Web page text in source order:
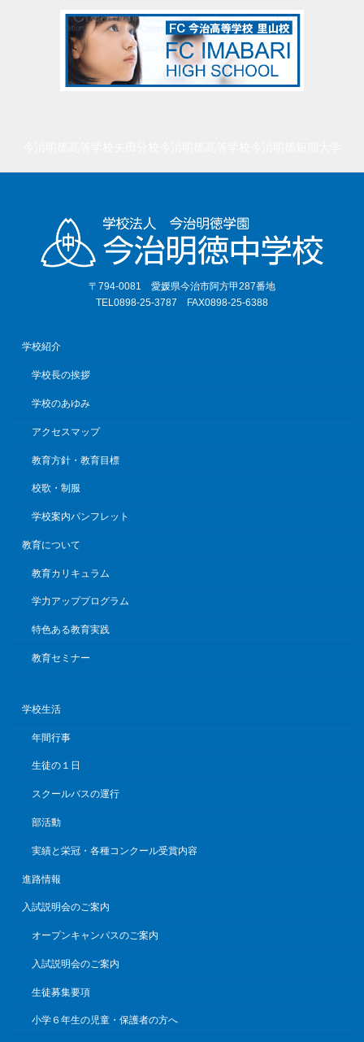
〒794-0081 愛媛県今治市阿方甲287番地
TEL0898-25-3787 FAX0898-25-6388
学校紹介
学校長の挨拶
学校のあゆみ
アクセスマップ
教育方針・教育目標
校歌・制服
学校案内パンフレット
教育について
教育カリキュラム
学力アッププログラム
特色ある教育実践
教育セミナー
学校生活
年間行事
生徒の１日
スクールバスの運行
部活動
実績と栄冠・各種コンクール受賞内容
進路情報
入試説明会のご案内
オープンキャンパスのご案内
入試説明会のご案内
生徒募集要項
小学６年生の児童・保護者の方へ